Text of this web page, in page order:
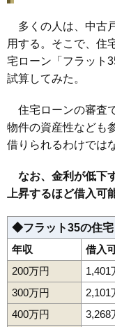
多くの人は、中古
用する。そこで、住
宅ローン「フラット
試算してみた。
住宅ローンの審査
物件の資産性なども
借りられるわけでは
なお、金利が低下
上昇するほど借入可
◆フラット35の住宅
年収
借入
200万円
1,401
300万円
2,101
400万円
3,268